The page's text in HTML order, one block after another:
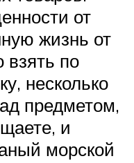
от
жизнь от
взять по
несколько
предметом,
и
морской